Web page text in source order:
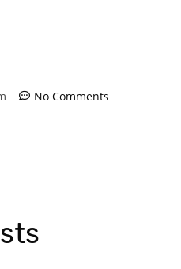
No Comments